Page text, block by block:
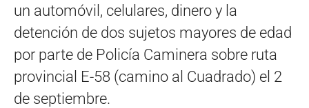
un automóvil, celulares, dinero y la
detención de dos sujetos mayores de edad
por parte de Policía Caminera sobre ruta
provincial E-58 (camino al Cuadrado) el 2
de septiembre.